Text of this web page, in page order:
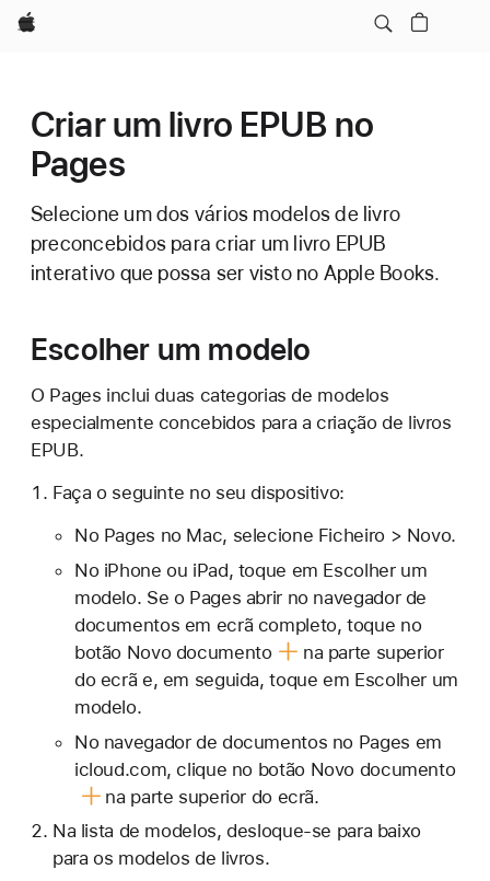
Apple
Criar um livro EPUB no
Pages
Selecione um dos vários modelos de livro
preconcebidos para criar um livro EPUB
interativo que possa ser visto no Apple Books.
Escolher um modelo
O Pages inclui duas categorias de modelos
especialmente concebidos para a criação de livros
EPUB.
Faça o seguinte no seu dispositivo:
No Pages no Mac, selecione Ficheiro > Novo.
No iPhone ou iPad, toque em Escolher um
modelo. Se o Pages abrir no navegador de
documentos em ecrã completo, toque no
botão Novo documento
na parte superior
do ecrã e, em seguida, toque em Escolher um
modelo.
No navegador de documentos no Pages em
icloud.com, clique no botão Novo documento
na parte superior do ecrã.
Na lista de modelos, desloque-se para baixo
para os modelos de livros.